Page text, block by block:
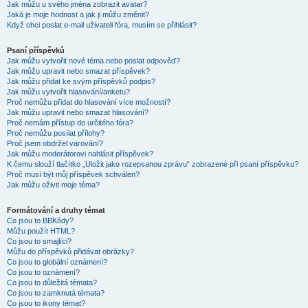
Jak můžu u svého jména zobrazit avatar?
Jaká je moje hodnost a jak ji můžu změnit?
Když chci poslat e-mail uživateli fóra, musím se přihlásit?
Psaní příspěvků
Jak můžu vytvořit nové téma nebo poslat odpověď?
Jak můžu upravit nebo smazat příspěvek?
Jak můžu přidat ke svým příspěvků podpis?
Jak můžu vytvořit hlasování/anketu?
Proč nemůžu přidat do hlasování více možností?
Jak můžu upravit nebo smazat hlasování?
Proč nemám přístup do určitého fóra?
Proč nemůžu posílat přílohy?
Proč jsem obdržel varování?
Jak můžu moderátorovi nahlásit příspěvek?
K čemu slouží tlačítko „Uložit jako rozepsanou zprávu“ zobrazené při psaní příspěvku?
Proč musí být můj příspěvek schválen?
Jak můžu oživit moje téma?
Formátování a druhy témat
Co jsou to BBKódy?
Můžu použít HTML?
Co jsou to smajlíci?
Můžu do příspěvků přidávat obrázky?
Co jsou to globální oznámení?
Co jsou to oznámení?
Co jsou to důležitá témata?
Co jsou to zamknutá témata?
Co jsou to ikony témat?